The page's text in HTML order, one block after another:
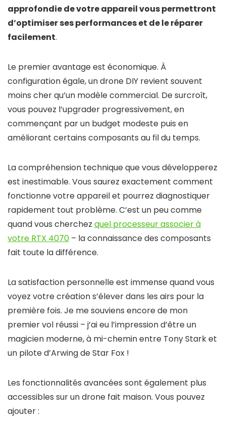
approfondie de votre appareil vous permettront
d’optimiser ses performances et de le réparer
facilement.
Le premier avantage est économique. À
configuration égale, un drone DIY revient souvent
moins cher qu’un modèle commercial. De surcroît,
vous pouvez l’upgrader progressivement, en
commençant par un budget modeste puis en
améliorant certains composants au fil du temps.
La compréhension technique que vous développerez
est inestimable. Vous saurez exactement comment
fonctionne votre appareil et pourrez diagnostiquer
rapidement tout problème. C’est un peu comme
quand vous cherchez quel processeur associer à
votre RTX 4070 – la connaissance des composants
fait toute la différence.
La satisfaction personnelle est immense quand vous
voyez votre création s’élever dans les airs pour la
première fois. Je me souviens encore de mon
premier vol réussi – j’ai eu l’impression d’être un
magicien moderne, à mi-chemin entre Tony Stark et
un pilote d’Arwing de Star Fox !
Les fonctionnalités avancées sont également plus
accessibles sur un drone fait maison. Vous pouvez
ajouter :